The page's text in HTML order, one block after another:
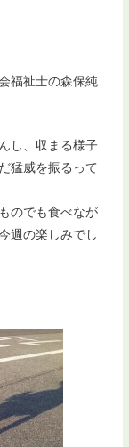
福祉士の森保純
し、収まる様子
猛威を振るって
のでも食べなが
週の楽しみでし